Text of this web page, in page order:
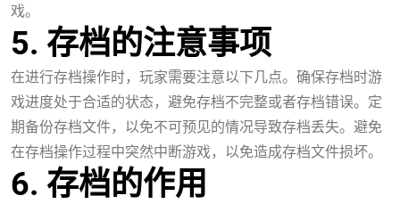
戏。
5. 存档的注意事项
在进行存档操作时，玩家需要注意以下几点。确保存档时游
戏进度处于合适的状态，避免存档不完整或者存档错误。定
期备份存档文件，以免不可预见的情况导致存档丢失。避免
在存档操作过程中突然中断游戏，以免造成存档文件损坏。
6. 存档的作用